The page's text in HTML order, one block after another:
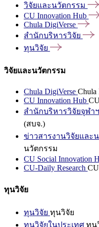
วิจัยและนวัตกรรม
CU Innovation Hub
Chula DigiVerse
สำนักบริหารวิจัย
ทุนวิจัย
วิจัยและนวัตกรรม
Chula DigiVerse Chula
CU Innovation Hub
สำนักบริหารวิจัยจุฬา
(สบจ.)
ข่าวสารงานวิจัยและ
นวัตกรรม
CU Social Innovation
CU-Daily Research
ทุนวิจัย
ทุนวิจัย ทุนวิจัย
ทุนวิจัยในประเทศ ทุน